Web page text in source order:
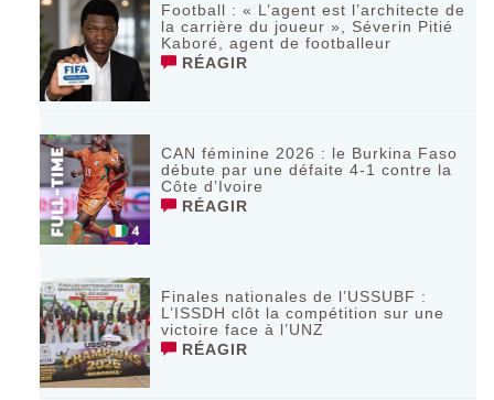
Football : « L’agent est l’architecte de
la carrière du joueur », Séverin Pitié
Kaboré, agent de footballeur
RÉAGIR
CAN féminine 2026 : le Burkina Faso
débute par une défaite 4-1 contre la
Côte d’Ivoire
RÉAGIR
Finales nationales de l’USSUBF :
L’ISSDH clôt la compétition sur une
victoire face à l’UNZ
RÉAGIR